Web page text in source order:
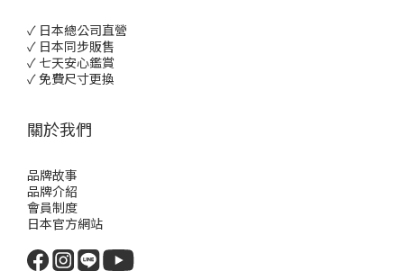
✓ 日本總公司直營
✓ 日本同步販售
✓ 七天安心鑑賞
✓ 免費尺寸更換
關於我們
品牌故事
品牌介紹
會員制度
日本官方網站